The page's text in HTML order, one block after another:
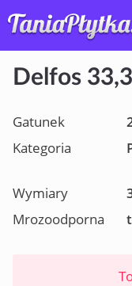
Delfos
Gatunek
Kategoria
Wymiary
Mrozoodporna